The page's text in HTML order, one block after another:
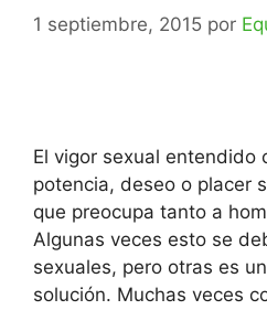
1 septiembre, 2015 por
El vigor sexual entendido
potencia, deseo o placer
que preocupa tanto a
Algunas veces esto se
sexuales, pero otras es
solución. Muchas veces